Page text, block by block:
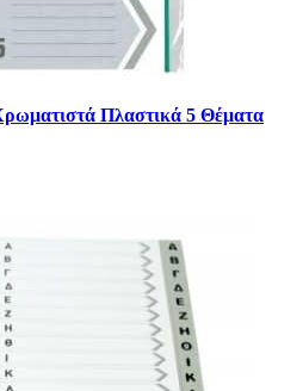
Πλαστικά 5 Θέματα